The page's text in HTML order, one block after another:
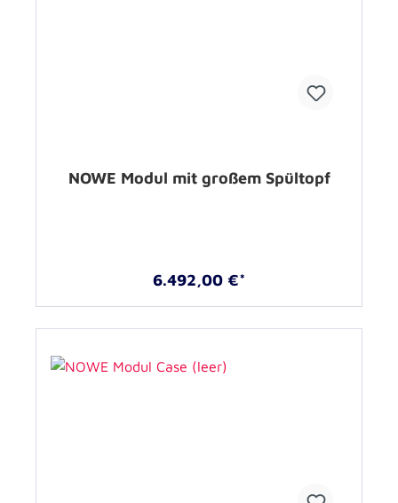
NOWE Modul mit großem Spültopf
6.492,00 €*